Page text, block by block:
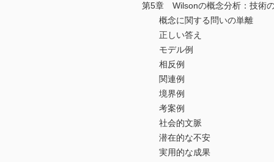
第5章 Wilsonの概念分析：技術
概念に関する問いの単離
正しい答え
モデル例
相反例
関連例
境界例
考案例
社会的文脈
潜在的な不安
実用的な成果